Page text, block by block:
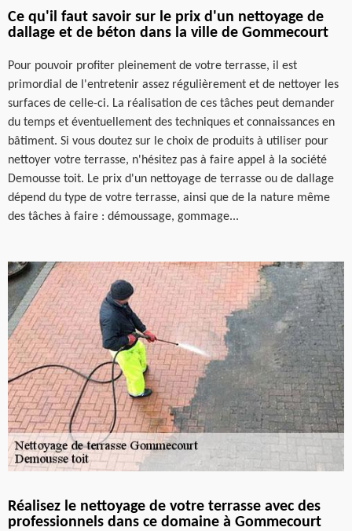
Ce qu'il faut savoir sur le prix d'un nettoyage de
dallage et de béton dans la ville de Gommecourt
Pour pouvoir profiter pleinement de votre terrasse, il est
primordial de l'entretenir assez régulièrement et de nettoyer les
surfaces de celle-ci. La réalisation de ces tâches peut demander
du temps et éventuellement des techniques et connaissances en
bâtiment. Si vous doutez sur le choix de produits à utiliser pour
nettoyer votre terrasse, n'hésitez pas à faire appel à la société
Demousse toit. Le prix d'un nettoyage de terrasse ou de dallage
dépend du type de votre terrasse, ainsi que de la nature même
des tâches à faire : démoussage, gommage...
Réalisez le nettoyage de votre terrasse avec des
professionnels dans ce domaine à Gommecourt